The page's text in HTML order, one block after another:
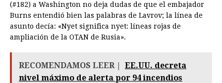
(#182) a Washington no deja dudas de que el embajador
Burns entendió bien las palabras de Lavrov; la línea de
asunto decía: «Nyet significa nyet: líneas rojas de
ampliación de la OTAN de Rusia».
RECOMENDAMOS LEER |
EE.UU. decreta
nivel máximo de alerta por 94 incendios